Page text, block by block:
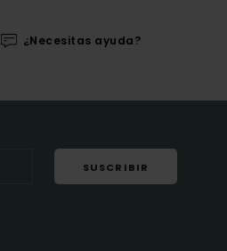
¿Necesitas ayuda?
SUSCRIBIR